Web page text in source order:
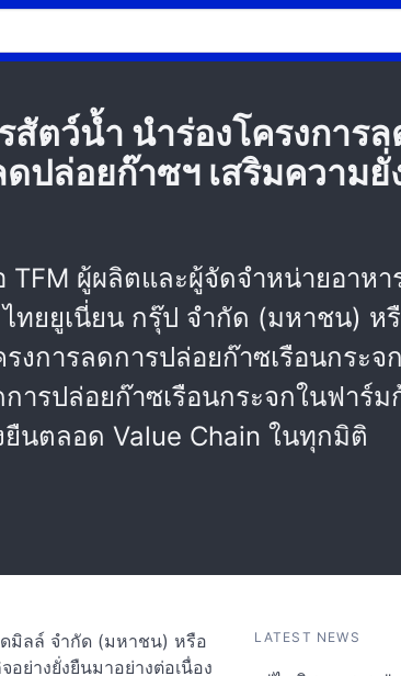
ตว์น้ำ นำร่องโครงการ
ปล่อยก๊าซฯ เสริมความ
ผู้ผลิตและผู้จัดจำหน่ายอาหา
ทยยูเนี่ยน กรุ๊ป จำกัด (มหาชน) ห
การลดการปล่อยก๊าซเรือนกระจ
ารปล่อยก๊าซเรือนกระจกในฟาร์
ยืนตลอด Value Chain ในทุกมิติ
มิลล์ จำกัด (มหาชน) หรือ
ย่างยั่งยืนมาอย่างต่อเนื่อง
LATEST NEWS